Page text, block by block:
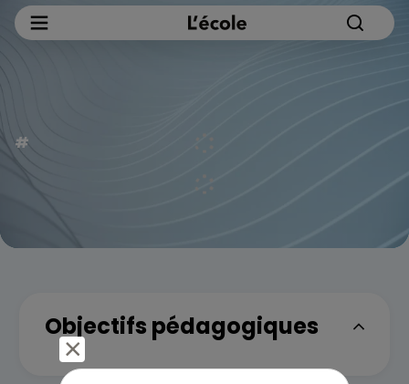
Objectifs pédagogiques